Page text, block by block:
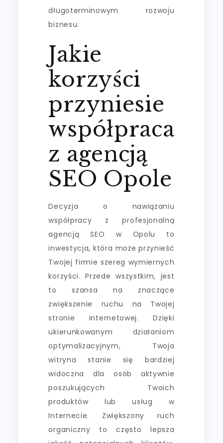
długoterminowym rozwoju
biznesu.
Jakie
korzyści
przyniesie
współpraca
z agencją
SEO Opole
Decyzja o nawiązaniu
współpracy z profesjonalną
agencją SEO w Opolu to
inwestycja, która może przynieść
Twojej firmie szereg wymiernych
korzyści. Przede wszystkim, jest
to szansa na znaczące
zwiększenie ruchu na Twojej
stronie internetowej. Dzięki
ukierunkowanym działaniom
optymalizacyjnym, Twoja
witryna stanie się bardziej
widoczna dla osób aktywnie
poszukujących Twoich
produktów lub usług w
Internecie. Zwiększony ruch
organiczny to często lepsza